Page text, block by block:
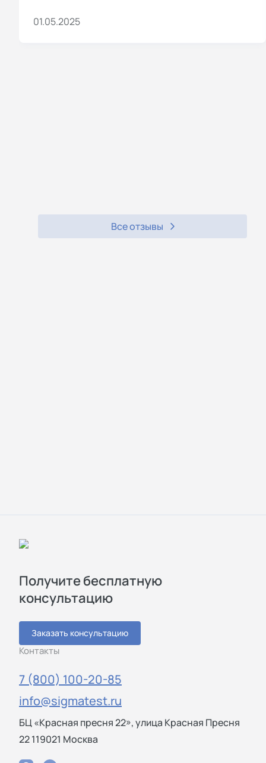
01.05.2025
Все отзывы
Получите бесплатную
консультацию
Заказать консультацию
Контакты
7 (800) 100-20-85
info@sigmatest.ru
БЦ «Красная пресня 22», улица Красная Пресня
22 119021 Москва